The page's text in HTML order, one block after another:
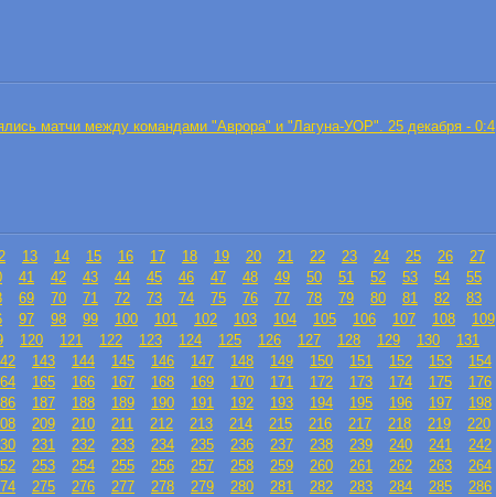
матчи между командами "Аврора" и "Лагуна-УОР". 25 декабря - 0:4
13 14 15 16 17 18 19 20 21 22 23 24 25 26 27
41 42 43 44 45 46 47 48 49 50 51 52 53 54 55
69 70 71 72 73 74 75 76 77 78 79 80 81 82 83
97 98 99 100 101 102 103 104 105 106 107 108
109
120 121 122 123 124 125 126 127 128 129 130 131
143 144 145 146 147 148 149 150 151 152 153
154
165 166 167 168 169 170 171 172 173 174 175
176
187 188 189 190 191 192 193 194 195 196 197
198
209 210 211 212 213 214 215 216 217 218 219
220
231 232 233 234 235 236 237 238 239 240 241
242
253 254 255 256 257 258 259 260 261 262 263
264
275 276 277 278 279 280 281 282 283 284 285 286